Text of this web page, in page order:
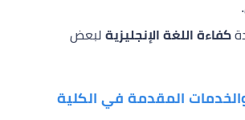
.
كفاءة اللغة الإنجليزية لبعض
والخدمات المقدمة في الكلية